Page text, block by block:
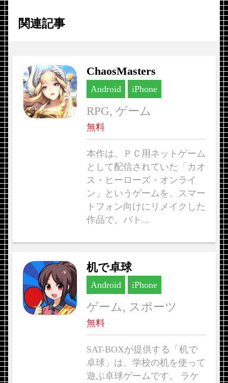
関連記事
ChaosMasters
Android iPhone
RPG, ゲーム
無料
本作は、ＰＣ用ネットゲーム
として配信されていた「カオ
ス・ヒーローズ・オンライ
ン」というゲームを、スマー
トフォン向けにリメイクした
作品で、バト...
机で卓球
Android iPhone
ゲーム, スポーツ
無料
SAT-BOXが提供する「机で
卓球」は、学校の机を使って
遊ぶ卓球ゲームです。 ラケ